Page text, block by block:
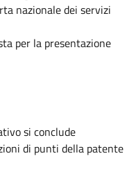
nazionale dei servizi
per la presentazione
si conclude
di punti della patente